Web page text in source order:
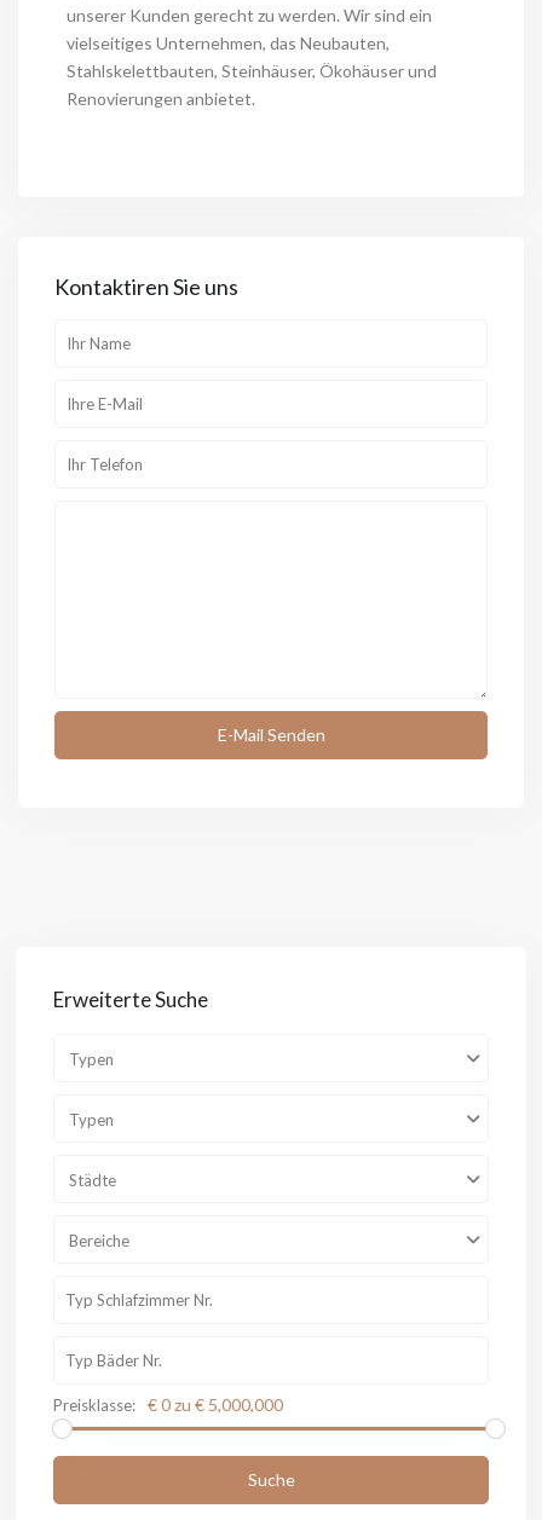
unserer Kunden gerecht zu werden. Wir sind ein
vielseitiges Unternehmen, das Neubauten,
Stahlskelettbauten, Steinhäuser, Ökohäuser und
Renovierungen anbietet.
Kontaktiren Sie uns
Erweiterte Suche
Typen
Typen
Städte
Bereiche
Preisklasse: € 0 zu € 5,000,000
Suche